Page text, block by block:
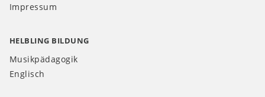
Impressum
HELBLING BILDUNG
Musikpädagogik
Englisch